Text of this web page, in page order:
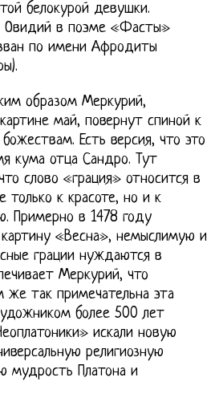
белокурой девушки.
Овидий в поэме «Фасты»
по имени Афродиты
образом Меркурий,
май, повернут спиной к
Есть версия, что это
кума отца Сандро. Тут
слово «грация» относится в
только к красоте, но и к
Примерно в 1478 году
«Весна», немыслимую и
грации нуждаются в
Меркурий, что
же так примечательна эта
более 500 лет
искали новую
религиозную
мудрость Платона и